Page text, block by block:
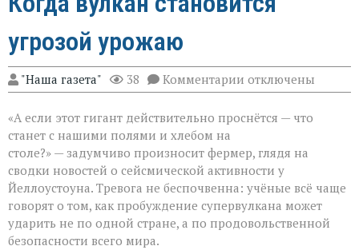
угрозой урожаю
"Наша газета" 38 Комментарии к
записи
вулкан
урожаю
отключены
«А если этот гигант действительно проснётся — что
станет с нашими полями и хлебом на
столе?» — задумчиво произносит фермер, глядя на
сводки новостей о сейсмической активности у
Йеллоустоуна. Тревога не беспочвенна: учёные всё чаще
говорят о том, как пробуждение супервулкана может
ударить не по одной стране, а по продовольственной
безопасности всего мира.